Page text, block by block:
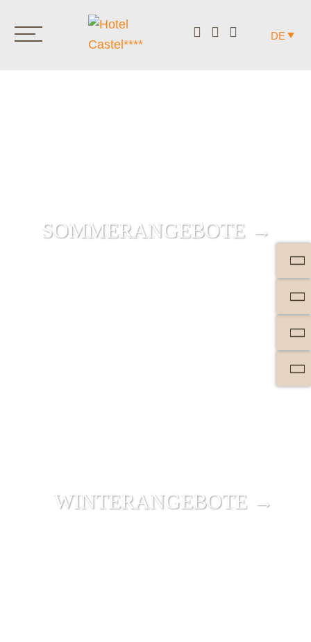
DE
SOMMER­ANGEBOTE →
WINTER­ANGEBOTE →